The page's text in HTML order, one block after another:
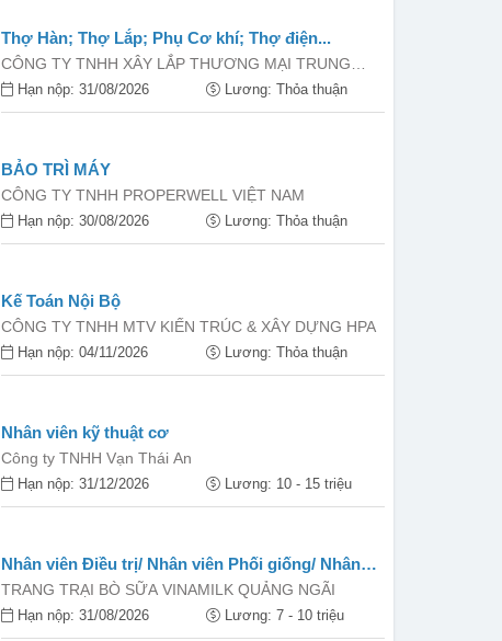
Thợ Hàn; Thợ Lắp; Phụ Cơ khí; Thợ điện...
CÔNG TY TNHH XÂY LẮP THƯƠNG MẠI TRUNG
NAMHạn nộp: 31/08/2026 Lương: Thỏa thuận
BẢO TRÌ MÁY
CÔNG TY TNHH PROPERWELL VIỆT NAM
Hạn nộp: 30/08/2026 Lương: Thỏa thuận
Kế Toán Nội Bộ
CÔNG TY TNHH MTV KIẾN TRÚC & XÂY DỰNG HPA
Hạn nộp: 04/11/2026 Lương: Thỏa thuận
Nhân viên kỹ thuật cơ
Công ty TNHH Vạn Thái An
Hạn nộp: 31/12/2026 Lương: 10 - 15 triệu
Nhân viên Điều trị/ Nhân viên Phối giống/ Nhân
viên Chăn nuôi (LĐPT THCS trở lên)
TRANG TRẠI BÒ SỮA VINAMILK QUẢNG NGÃI
Hạn nộp: 31/08/2026 Lương: 7 - 10 triệu